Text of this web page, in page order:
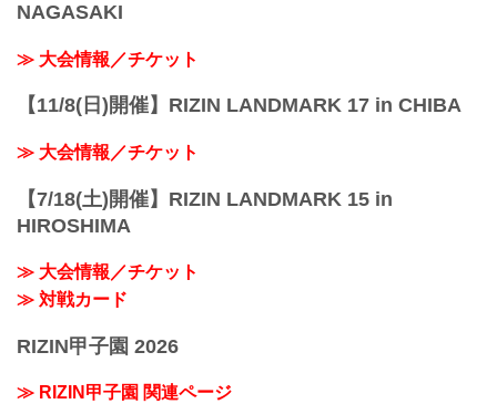
NAGASAKI
≫ 大会情報／チケット
【11/8(日)開催】RIZIN LANDMARK 17 in CHIBA
≫ 大会情報／チケット
【7/18(土)開催】RIZIN LANDMARK 15 in
HIROSHIMA
≫ 大会情報／チケット
≫ 対戦カード
RIZIN甲子園 2026
≫ RIZIN甲子園 関連ページ